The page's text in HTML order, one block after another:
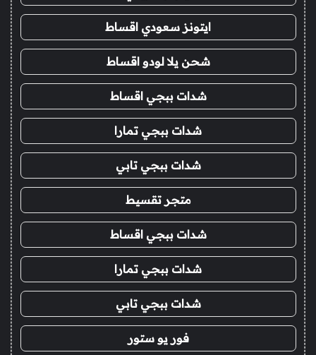
ايتونز سعودي اقساط
شحن يلا لودو اقساط
شدات ببجي اقساط
شدات ببجي تمارا
شدات ببجي تابي
متجر تقسيط
شدات ببجي اقساط
شدات ببجي تمارا
شدات ببجي تابي
فور يو ستور